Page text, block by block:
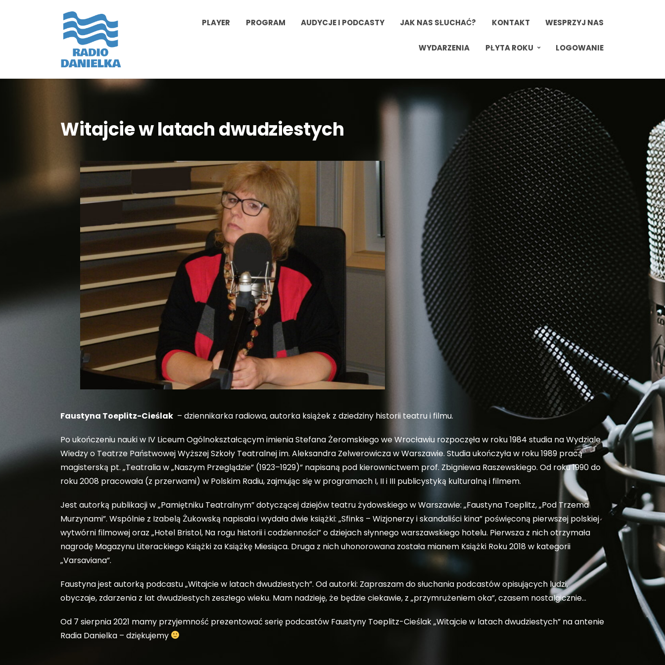
PLAYER PROGRAM AUDYCJE I PODCASTY JAK NAS SŁUCHAĆ? KONTAKT WESPRZYJ NAS
WYDARZENIA PŁYTA ROKU LOGOWANIE
Witajcie w latach dwudziestych
Faustyna Toeplitz-Cieślak – dziennikarka radiowa, autorka książek z dziedziny historii teatru i filmu.
Po ukończeniu nauki w IV Liceum Ogólnokształcącym imienia Stefana Żeromskiego we Wrocławiu rozpoczęła w roku 1984 studia na Wydziale
Wiedzy o Teatrze Państwowej Wyższej Szkoły Teatralnej im. Aleksandra Zelwerowicza w Warszawie. Studia ukończyła w roku 1989 pracą
magisterską pt. „Teatralia w „Naszym Przeglądzie” (1923–1929)” napisaną pod kierownictwem prof. Zbigniewa Raszewskiego. Od roku 1990 do
roku 2008 pracowała (z przerwami) w Polskim Radiu, zajmując się w programach I, II i III publicystyką kulturalną i filmem.
Jest autorką publikacji w „Pamiętniku Teatralnym” dotyczącej dziejów teatru żydowskiego w Warszawie: „Faustyna Toeplitz, „Pod Trzema
Murzynami”. Wspólnie z Izabelą Żukowską napisała i wydała dwie książki: „Sfinks – Wizjonerzy i skandaliści kina” poświęconą pierwszej polskiej
wytwórni filmowej oraz „Hotel Bristol, Na rogu historii i codzienności” o dziejach słynnego warszawskiego hotelu. Pierwsza z nich otrzymała
nagrodę Magazynu Literackiego Książki za Książkę Miesiąca. Druga z nich uhonorowana została mianem Książki Roku 2018 w kategorii
„Varsaviana”.
Faustyna jest autorką podcastu „Witajcie w latach dwudziestych”. Od autorki: Zapraszam do słuchania podcastów opisujących ludzi,
obyczaje, zdarzenia z lat dwudziestych zeszłego wieku. Mam nadzieję, że będzie ciekawie, z „przymrużeniem oka”, czasem nostalgicznie…
Od 7 sierpnia 2021 mamy przyjemność prezentować serię podcastów Faustyny Toeplitz-Cieślak „Witajcie w latach dwudziestych” na antenie
Radia Danielka – dziękujemy